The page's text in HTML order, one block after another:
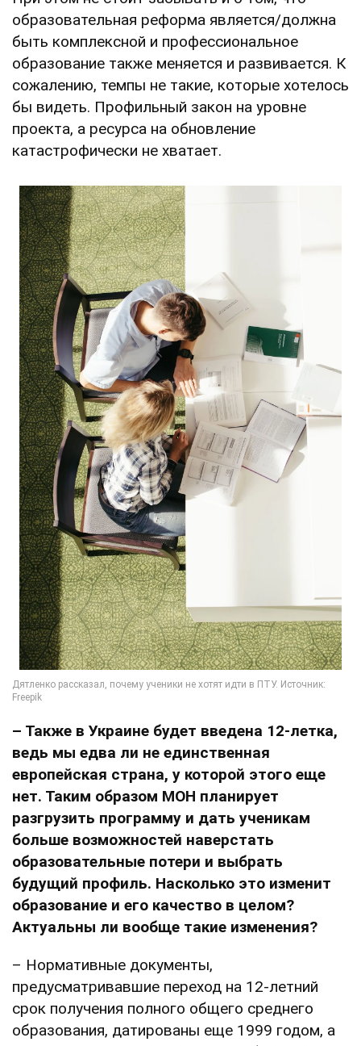
образовательная реформа является/должна
быть комплексной и профессиональное
образование также меняется и развивается. К
сожалению, темпы не такие, которые хотелось
бы видеть. Профильный закон на уровне
проекта, а ресурса на обновление
катастрофически не хватает.
– Также в Украине будет введена 12-летка,
ведь мы едва ли не единственная
европейская страна, у которой этого еще
нет. Таким образом МОН планирует
разгрузить программу и дать ученикам
больше возможностей наверстать
образовательные потери и выбрать
будущий профиль. Насколько это изменит
образование и его качество в целом?
Актуальны ли вообще такие изменения?
– Нормативные документы,
предусматривавшие переход на 12-летний
срок получения полного общего среднего
образования, датированы еще 1999 годом, а